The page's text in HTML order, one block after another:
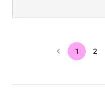
1 2